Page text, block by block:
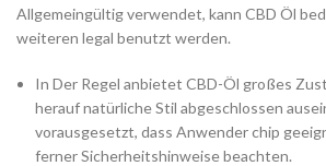
Allgemeingültig verwendet, kann CBD Öl
weiteren legal benutzt werden.
In Der Regel anbietet CBD-Öl großes
herauf natürliche Stil abgeschlossen
vorausgesetzt, dass Anwender chip
ferner Sicherheitshinweise beachten.